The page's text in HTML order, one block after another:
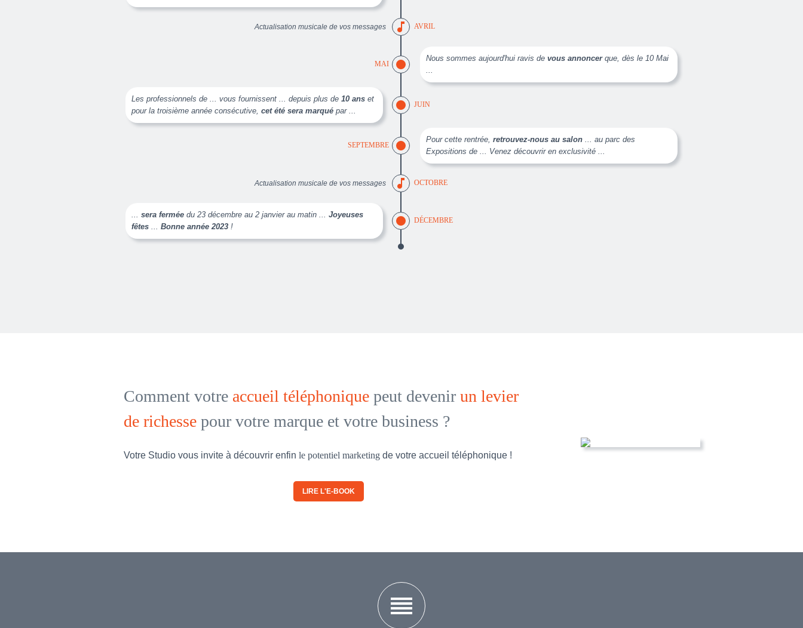
Actualisation musicale de vos messages music_note AVRIL
MAI
Nous sommes aujourd'hui ravis de vous annoncerque, dès le 10 Mai
Les professionnels de ... vous fournissent ... depuis plus de 10 anset
pour la troisième année consécutive, cet été sera marquépar ...
JUIN
SEPTEMBRE
Pour cette rentrée, retrouvez-nous au salon ... au parc des
Expositions de ... Venez découvrir en exclusivité ...
Actualisation musicale de vos messages music_note OCTOBRE
sera ferméedu 23 décembre au 2 janvier au matin ... Joyeuses
fêtes... Bonne année 2023!
DÉCEMBRE
Comment votre accueil téléphonique peut devenir un levier
de richesse pour votre marque et votre business ?
Votre Studio vous invite à découvrir enfin le potentiel marketing de votre accueil téléphonique !
LIRE L'E-BOOK
reorder